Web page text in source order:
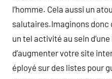
l’homme. Cela aussi un
salutaires.Imaginons donc
un tel activité au sein
d’augmenter votre site
éployé sur des listes pour